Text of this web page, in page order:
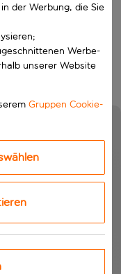
der Werbung, die Sie
Werbe-
unserer Website
Gruppen Cookie-